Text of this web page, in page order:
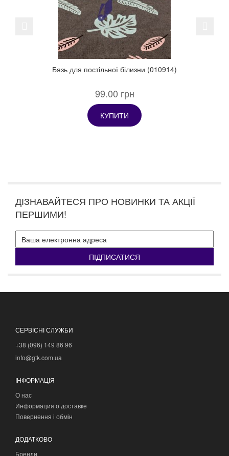
Бязь для постільної білизни (010914)
99.00 грн
КУПИТИ
Previous
ДІЗНАВАЙТЕСЯ ПРО НОВИНКИ ТА АКЦІЇ
ПЕРШИМИ!
ПІДПИСАТИСЯ
СЕРВІСНІ СЛУЖБИ
+38 (096) 149 86 96
info@gtk.com.ua
ІНФОРМАЦІЯ
О нас
Информация о доставке
Повернення і обмін
ДОДАТКОВО
Бренди